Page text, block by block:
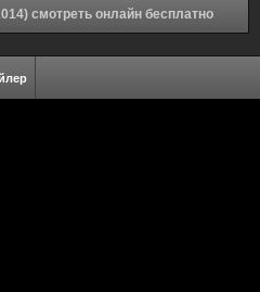
смотреть онлайн бесплатно